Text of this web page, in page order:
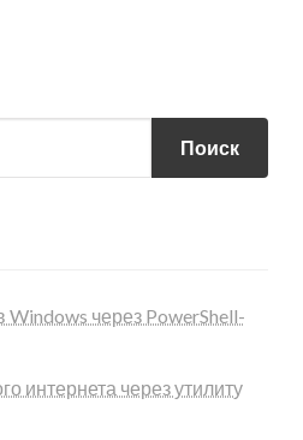
Windows через PowerShell-
интернета через утилиту